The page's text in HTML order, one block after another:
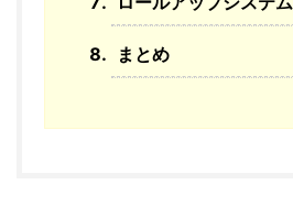
まとめ